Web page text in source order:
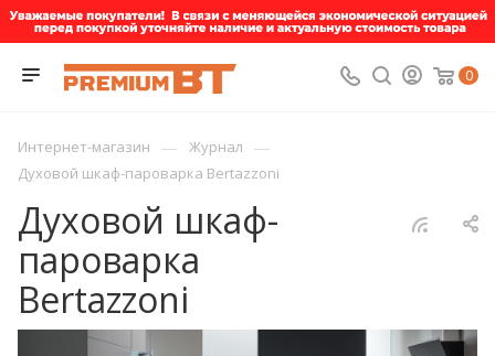
0
Интернет-магазин — Журнал —
Духовой шкаф-пароварка Bertazzoni
Духовой шкаф-
пароварка
Bertazzoni